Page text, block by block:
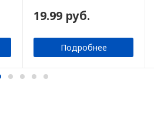
19.99 руб.
Подробнее